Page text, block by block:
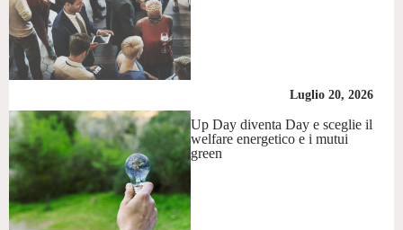
Luglio 20, 2026
Up Day diventa Day e sceglie il
welfare energetico e i mutui
green